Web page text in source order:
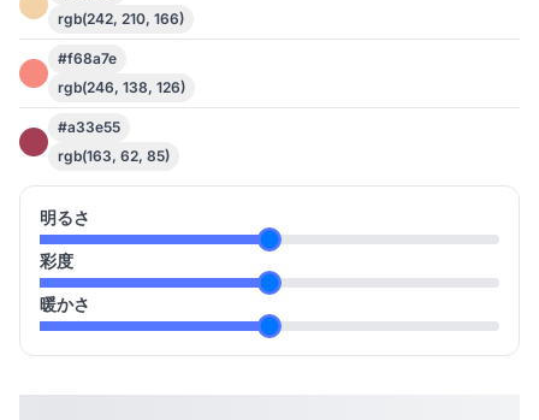
rgb(242, 210, 166)
#f68a7e
rgb(246, 138, 126)
#a33e55
rgb(163, 62, 85)
明るさ
彩度
暖かさ